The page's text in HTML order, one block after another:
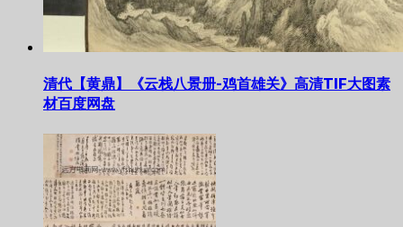
清代【黄鼎】《云栈八景册-鸡首雄关》高清TIF大图素
材百度网盘